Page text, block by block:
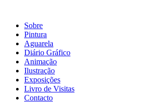
Sobre
Pintura
Aguarela
Diário Gráfico
Animação
Ilustração
Exposições
Livro de Visitas
Contacto